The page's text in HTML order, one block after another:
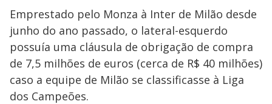
Emprestado pelo Monza à Inter de Milão desde
junho do ano passado, o lateral-esquerdo
possuía uma cláusula de obrigação de compra
de 7,5 milhões de euros (cerca de R$ 40 milhões)
caso a equipe de Milão se classificasse à Liga
dos Campeões.